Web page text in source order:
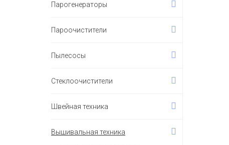
Парогенераторы
Пароочистители
Пылесосы
Стеклоочистители
Швейная техника
Вышивальная техника